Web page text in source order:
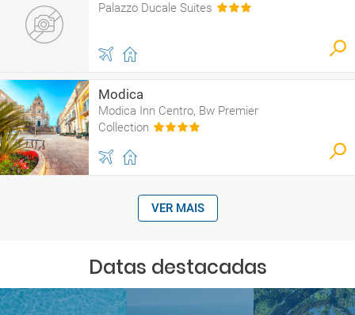
Palazzo Ducale Suites
Modica
Modica Inn Centro, Bw Premier
Collection
VER MAIS
Datas destacadas